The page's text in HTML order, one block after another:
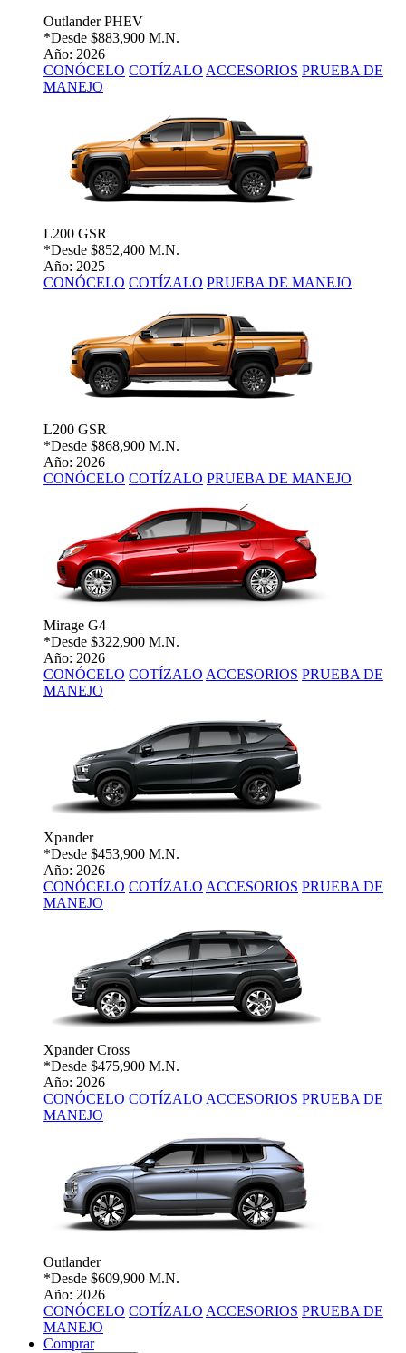
Outlander PHEV
*Desde $883,900 M.N.
Año: 2026
CONÓCELO COTÍZALO ACCESORIOS PRUEBA DE
MANEJO
L200 GSR
*Desde $852,400 M.N.
Año: 2025
CONÓCELO COTÍZALO PRUEBA DE MANEJO
L200 GSR
*Desde $868,900 M.N.
Año: 2026
CONÓCELO COTÍZALO PRUEBA DE MANEJO
Mirage G4
*Desde $322,900 M.N.
Año: 2026
CONÓCELO COTÍZALO ACCESORIOS PRUEBA DE
MANEJO
Xpander
*Desde $453,900 M.N.
Año: 2026
CONÓCELO COTÍZALO ACCESORIOS PRUEBA DE
MANEJO
Xpander Cross
*Desde $475,900 M.N.
Año: 2026
CONÓCELO COTÍZALO ACCESORIOS PRUEBA DE
MANEJO
Outlander
*Desde $609,900 M.N.
Año: 2026
CONÓCELO COTÍZALO ACCESORIOS PRUEBA DE
MANEJO
Comprar